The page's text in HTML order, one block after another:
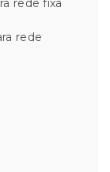
rede fixa
rede